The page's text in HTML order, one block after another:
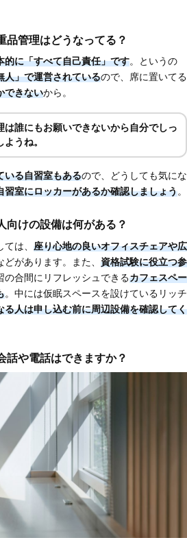
品管理はどうなってる？
的に「すべて自己責任」です。というの
人」で運営されているので、席に置いてる
できないから。
は誰にもお願いできないから自分でしっ
うね。
いる自習室もあるので、どうしても気にな
習室にロッカーがあるか確認しましょう。
向けの設備は何がある？
は、 座り心地の良いオフィスチェアや広
どがあります。また、 資格試験に役立つ参
の合間にリフレッシュできるカフェスペー
。中には仮眠スペースを設けているリッチ
る人は申し込む前に周辺設備を確認してく
話や電話はできますか？